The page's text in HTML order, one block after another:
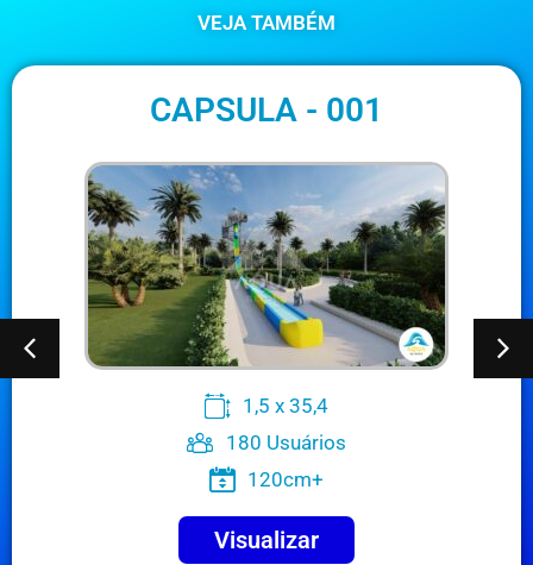
VEJA TAMBÉM
CAPSULA - 001
1,5 x 35,4
180 Usuários
120cm+
Visualizar